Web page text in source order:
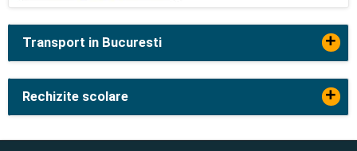
Transport in Bucuresti +
Rechizite scolare +